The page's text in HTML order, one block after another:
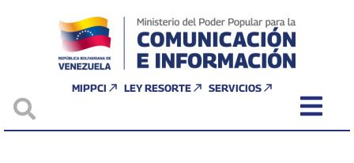
MIPPCI LEY RESORTE SERVICIOS